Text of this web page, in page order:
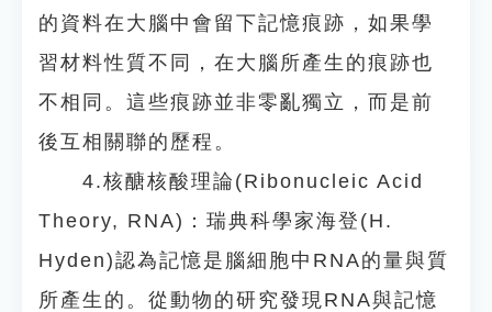
的資料在大腦中會留下記憶痕跡，如果學
習材料性質不同，在大腦所產生的痕跡也
不相同。這些痕跡並非零亂獨立，而是前
後互相關聯的歷程。
4.核醣核酸理論(Ribonucleic Acid
Theory, RNA)：瑞典科學家海登(H.
Hyden)認為記憶是腦細胞中RNA的量與質
所產生的。從動物的研究發現RNA與記憶